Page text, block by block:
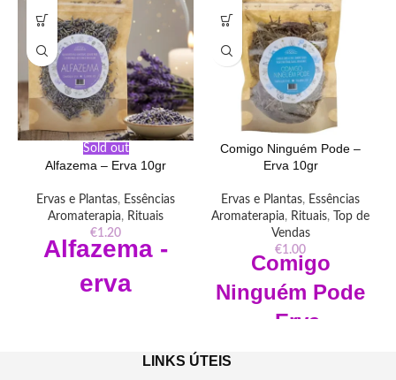
Sold out
Alfazema – Erva 10gr
Ervas e Plantas, Essências
Aromaterapia, Rituais
€1.20
Alfazema -
erva
Comigo Ninguém Pode –
Erva 10gr
Ervas e Plantas, Essências
Aromaterapia, Rituais,
Top de
Vendas
€1.00
Comigo
Ninguém Pode
- Erva
LINKS ÚTEIS